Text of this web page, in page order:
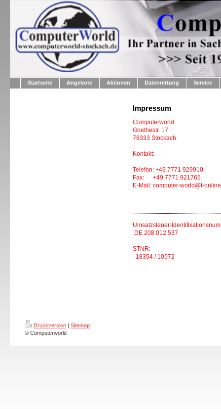
Startseite Angebote Aktionen Datenrettung Service
Impressum
Computerworld
Goethestr. 17
78333 Stockach
Kontakt:
Telefon: +49 7771 929910
Fax: +49 7771 921765
E-Mail: computer-world@t-
Umsatzsteuer-
DE 208 012 537
STNR:
18354 / 10572
Druckversion | Sitemap
© Computerworld